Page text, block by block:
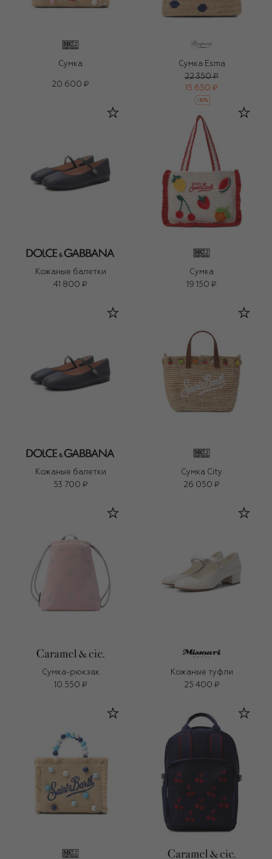
Сумка
20 600 ₽
Сумка Esma
22 350 ₽
15 650 ₽
-30%
Кожаные балетки
41 800 ₽
Сумка
19 150 ₽
Кожаные балетки
53 700 ₽
Сумка City
26 050 ₽
Сумка-рюкзак
10 550 ₽
Кожаные туфли
25 400 ₽